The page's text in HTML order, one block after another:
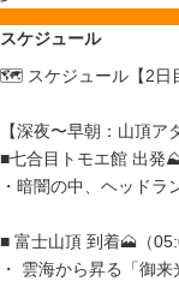
スケジュール
🗺️ スケジュール【2日
【深夜〜早朝：山頂ア
■七合目トモエ館 出発
・暗闇の中、ヘッドラ
■ 富士山頂 到着🗻（
・ 雲海から昇る「御